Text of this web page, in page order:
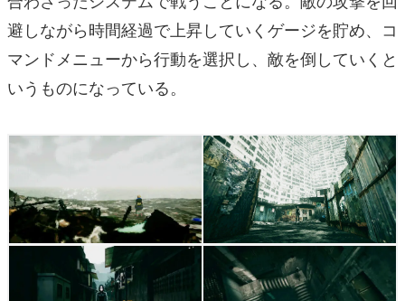
避しながら時間経過で上昇していくゲージを貯め、コ
マンドメニューから行動を選択し、敵を倒していくと
いうものになっている。